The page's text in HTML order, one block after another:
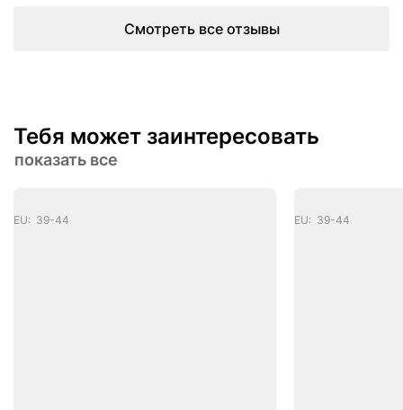
Смотреть все отзывы
Тебя может заинтересовать
показать все
EU: 39-44 EU: 39-44